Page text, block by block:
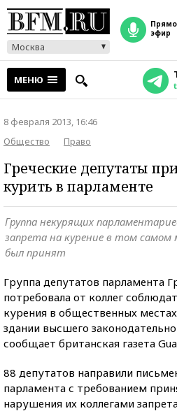
Москва
прямой
эфир
МЕНЮ
8 февраля 2013, 16:46
Общество
Право
Греческие депутаты
курить в парламенте
Группа некурящих
запрета на курение в том самом
был принят
Группа депутатов парламента
потребовала от коллег
курения в общественных
здании высшего
сообщает британская газета
88 депутатов направили
парламента с требованием
нарушения их коллегами